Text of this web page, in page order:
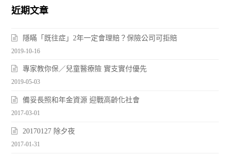
近期文章
隱瞞「既往症」2年一定會理賠？保險公司可拒賠
2019-10-16
專家教你保／兒童醫療險 實支實付優先
2019-05-03
備妥長照和年金資源 迎戰高齡化社會
2017-03-01
20170127 除夕夜
2017-01-31